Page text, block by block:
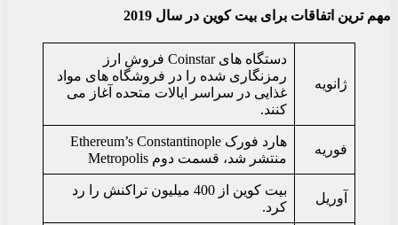
مهم ترین اتفاقات برای بیت کوین در سال 2019
ژانویه
دستگاه های Coinstar فروش ارز
رمزنگاری شده را در فروشگاه های مواد
غذایی در سراسر ایالات متحده آغاز می
کنند.
فوریه
هارد فورک Ethereum’s Constantinople
منتشر شد، قسمت دوم Metropolis
آوریل
بیت کوین از 400 میلیون تراکنش را رد
کرد.